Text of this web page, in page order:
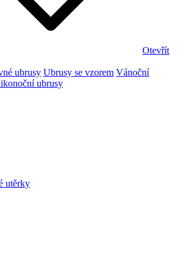
Otevřít
ubrusy Ubrusy se vzorem Vánoční
ubrusy
utěrky